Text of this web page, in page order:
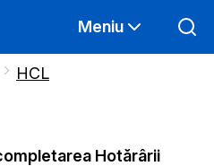
Meniu
HCL
Hotărârii